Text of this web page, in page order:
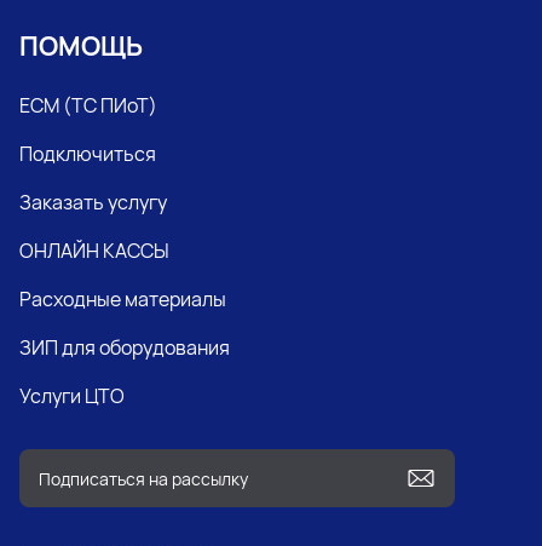
ПОМОЩЬ
ЕСМ (ТС ПИоТ)
Подключиться
Заказать услугу
ОНЛАЙН КАССЫ
Расходные материалы
ЗИП для оборудования
Услуги ЦТО